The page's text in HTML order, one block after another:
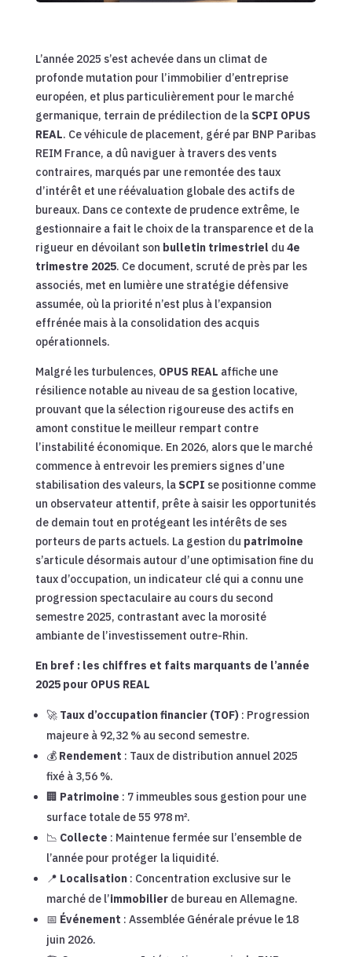
L’année 2025 s’est achevée dans un climat de
profonde mutation pour l’immobilier d’entreprise
européen, et plus particulièrement pour le marché
germanique, terrain de prédilection de la SCPI OPUS
REAL. Ce véhicule de placement, géré par BNP Paribas
REIM France, a dû naviguer à travers des vents
contraires, marqués par une remontée des taux
d’intérêt et une réévaluation globale des actifs de
bureaux. Dans ce contexte de prudence extrême, le
gestionnaire a fait le choix de la transparence et de la
rigueur en dévoilant son bulletin trimestriel du 4e
trimestre 2025. Ce document, scruté de près par les
associés, met en lumière une stratégie défensive
assumée, où la priorité n’est plus à l’expansion
effrénée mais à la consolidation des acquis
opérationnels.
Malgré les turbulences, OPUS REAL affiche une
résilience notable au niveau de sa gestion locative,
prouvant que la sélection rigoureuse des actifs en
amont constitue le meilleur rempart contre
l’instabilité économique. En 2026, alors que le marché
commence à entrevoir les premiers signes d’une
stabilisation des valeurs, la SCPI se positionne comme
un observateur attentif, prête à saisir les opportunités
de demain tout en protégeant les intérêts de ses
porteurs de parts actuels. La gestion du patrimoine
s’articule désormais autour d’une optimisation fine du
taux d’occupation, un indicateur clé qui a connu une
progression spectaculaire au cours du second
semestre 2025, contrastant avec la morosité
ambiante de l’investissement outre-Rhin.
En bref : les chiffres et faits marquants de l’année
2025 pour OPUS REAL
🚀 Taux d’occupation financier (TOF): Progression
majeure à 92,32 % au second semestre.
💰 Rendement : Taux de distribution annuel 2025
fixé à 3,56 %.
🏢 Patrimoine : 7 immeubles sous gestion pour une
surface totale de 55 978 m².
📉 Collecte : Maintenue fermée sur l’ensemble de
l’année pour protéger la liquidité.
📍 Localisation: Concentration exclusive sur le
marché de l’immobilierde bureau en Allemagne.
📅 Événement : Assemblée Générale prévue le 18
juin 2026.